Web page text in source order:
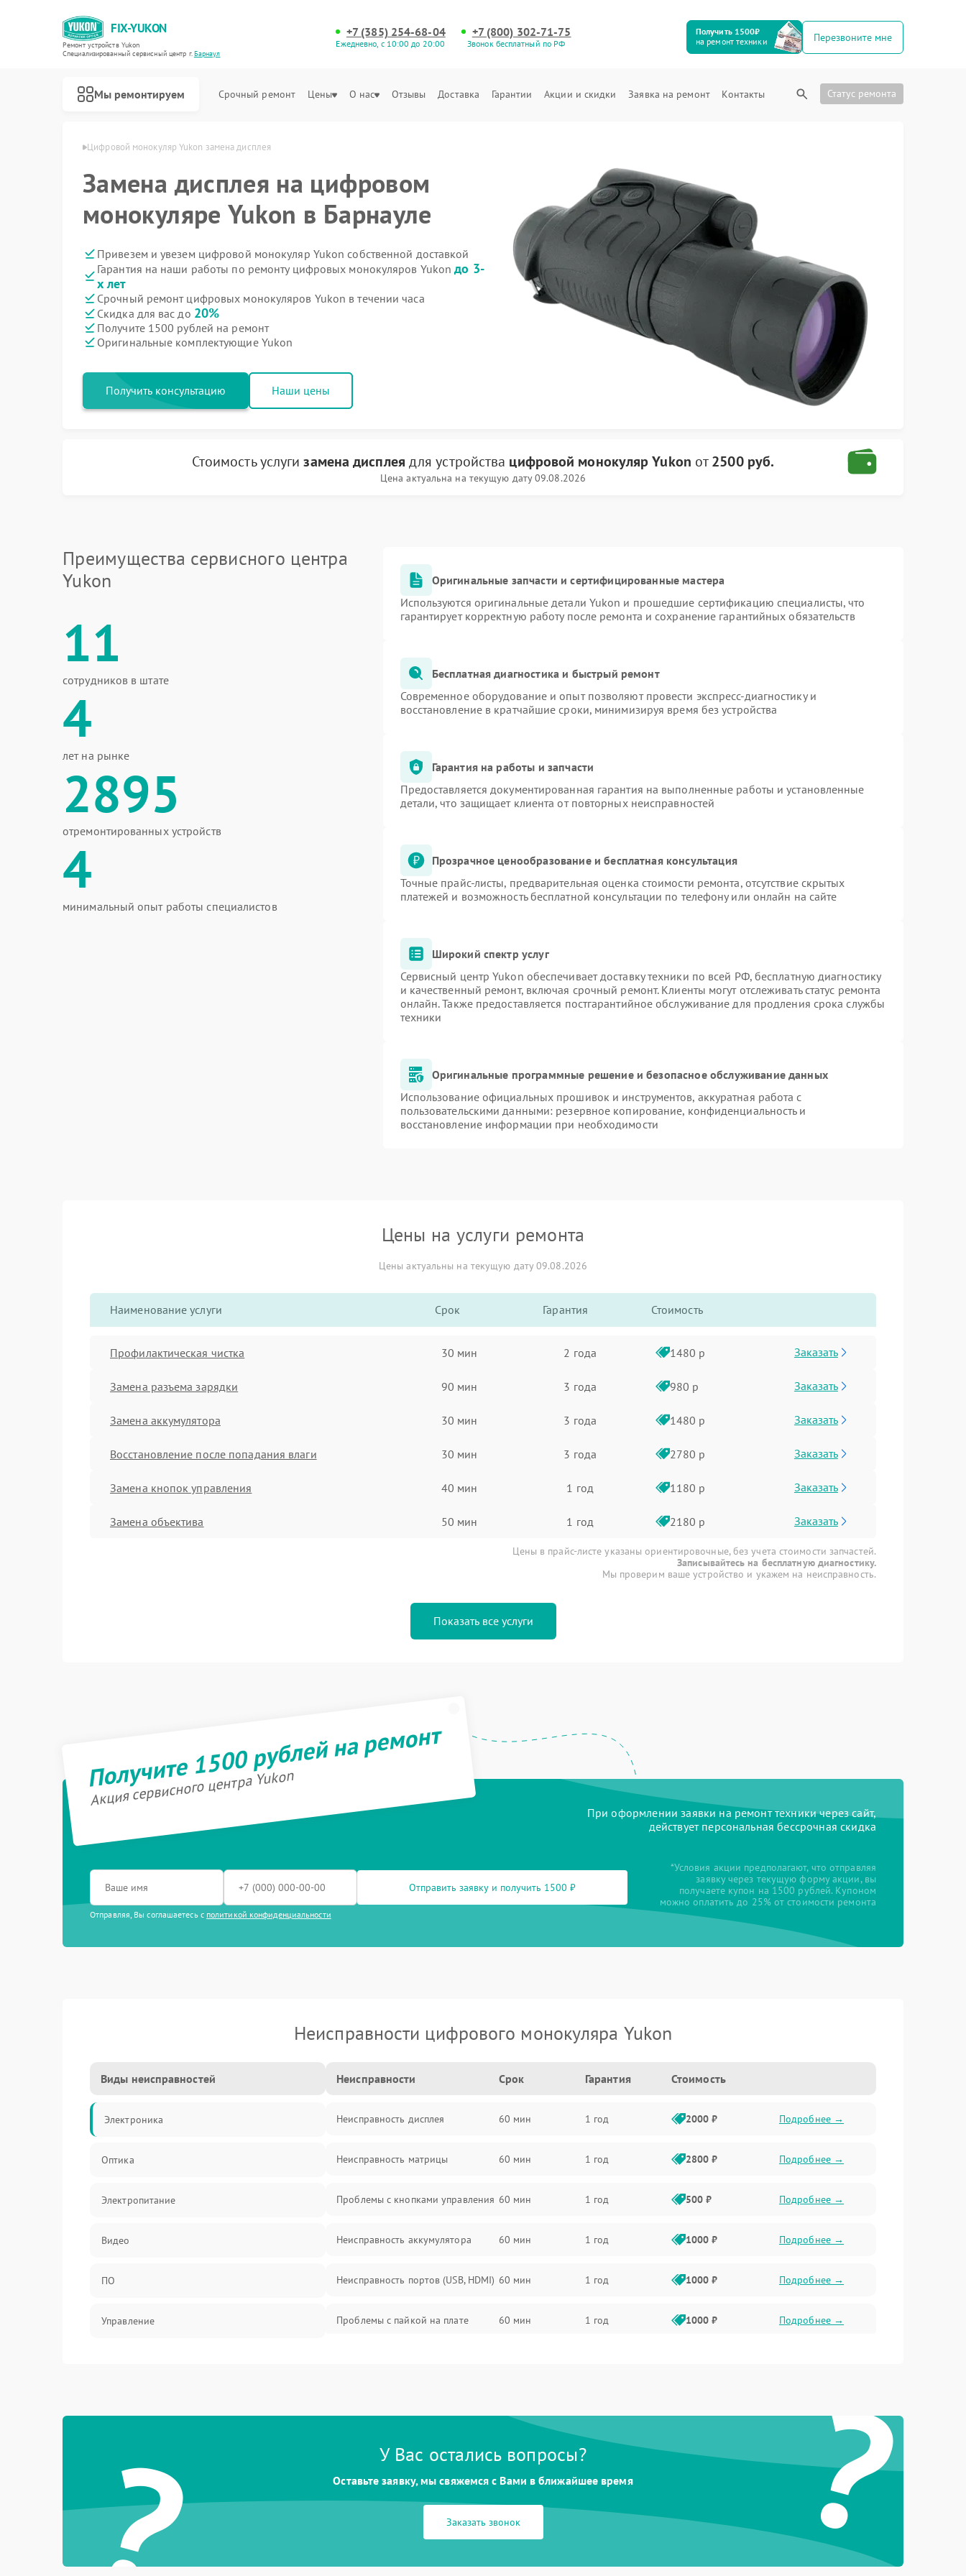
FIX-YUKON
Ремонт устройств Yukon
Специализированный cервисный центр г.Барнаул
+7 (385) 254-68-04
Ежедневно, с 10:00 до 20:00
+7 (800) 302-71-75
Звонок бесплатный по РФ
Получить 1500₽
на ремонт техники
Перезвоните мне
Мы ремонтируем Срочный ремонт Цены О нас Отзывы Доставка Гарантии Акции и скидки Заявка на ремонт Контакты Статус ремонта
Yukon в Барнауле Цифровой монокуляр Yukon замена дисплея
Замена дисплея на цифровом
монокуляре Yukon в Барнауле
Привезем и увезем цифровой монокуляр Yukon собственной доставкой
Гарантия на наши работы по ремонту цифровых монокуляров Yukonдо 3-
х лет
Срочный ремонт цифровых монокуляров Yukon в течении часа
Скидка для вас до 20%
Получите 1500 рублей на ремонт
Оригинальные комплектующие Yukon
Получить консультацию Наши цены
Стоимость услугизамена дисплея для устройства цифровой монокуляр Yukon от2500 руб.
Цена актуальна на текущую дату 09.08.2026
Преимущества сервисного центра
Yukon
11
сотрудников в штате
4
лет на рынке
2895
отремонтированных устройств
4
минимальный опыт работы специалистов
Оригинальные запчасти и сертифицированные мастера
Используются оригинальные детали Yukon и прошедшие сертификацию специалисты, что
гарантирует корректную работу после ремонта и сохранение гарантийных обязательств
Бесплатная диагностика и быстрый ремонт
Современное оборудование и опыт позволяют провести экспресс-диагностику и
восстановление в кратчайшие сроки, минимизируя время без устройства
Гарантия на работы и запчасти
Предоставляется документированная гарантия на выполненные работы и установленные
детали, что защищает клиента от повторных неисправностей
Прозрачное ценообразование и бесплатная консультация
Точные прайс-листы, предварительная оценка стоимости ремонта, отсутствие скрытых
платежей и возможность бесплатной консультации по телефону или онлайн на сайте
Широкий спектр услуг
Сервисный центр Yukon обеспечивает доставку техники по всей РФ, бесплатную диагностику
и качественный ремонт, включая срочный ремонт. Клиенты могут отслеживать статус ремонта
онлайн. Также предоставляется постгарантийное обслуживание для продления срока службы
техники
Оригинальные программные решение и безопасное обслуживание данных
Использование официальных прошивок и инструментов, аккуратная работа с
пользовательскими данными: резервное копирование, конфиденциальность и
восстановление информации при необходимости
Цены на услуги ремонта
Цены актуальны на текущую дату 09.08.2026
Наименование услуги Срок Гарантия Стоимость
Профилактическая чистка 30 мин 2 года 1480 р Заказать
Замена разъема зарядки 90 мин 3 года 980 р Заказать
Замена аккумулятора 30 мин 3 года 1480 р Заказать
Восстановление после попадания влаги 30 мин 3 года 2780 р Заказать
Замена кнопок управления 40 мин 1 год 1180 р Заказать
Замена объектива 50 мин 1 год 2180 р Заказать
Цены в прайс-листе указаны ориентировочные, без учета стоимости запчастей.
Записывайтесь на бесплатную диагностику.
Мы проверим ваше устройство и укажем на неисправность.
Показать все услуги
Получите 1500 рублей на ремонт
Акция сервисного центра Yukon
При оформлении заявки на ремонт техники через сайт,
действует персональная бессрочная скидка
Отправить заявку и получить 1500 ₽
Отправляя, Вы соглашаетесь с политикой конфиденциальности
*Условия акции предполагают, что отправляя
заявку через текущую форму акции, вы
получаете купон на 1500 рублей. Купоном
можно оплатить до 25% от стоимости ремонта
Неисправности цифрового монокуляра Yukon
Виды неисправностей
Электроника
Оптика
Электропитание
Видео
ПО
Управление
Неисправности Срок Гарантия Стоимость
Неисправность дисплея 60 мин 1 год 2000 ₽ Подробнее →
Неисправность матрицы 60 мин 1 год 2800 ₽ Подробнее →
Проблемы с кнопками управления 60 мин 1 год 500 ₽ Подробнее →
Неисправность аккумулятора 60 мин 1 год 1000 ₽ Подробнее →
Неисправность портов (USB, HDMI) 60 мин 1 год 1000 ₽ Подробнее →
Проблемы с пайкой на плате 60 мин 1 год 1000 ₽ Подробнее →
Неисправность Wi-Fi/Bluetooth
60 мин 1 год 1500 ₽
Проблемы с калибровкой
1 год Подробнее →
AV)
? ?
У Вас остались вопросы?
Оставьте заявку, мы свяжемся с Вами в ближайшее время
Заказать звонок